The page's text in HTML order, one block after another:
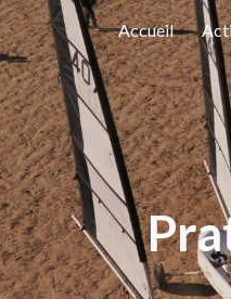
Skip to main
Accueil